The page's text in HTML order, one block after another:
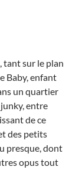
tant sur le plan
Baby, enfant
un quartier
entre
de ce
des petits
presque, dont
opus tout